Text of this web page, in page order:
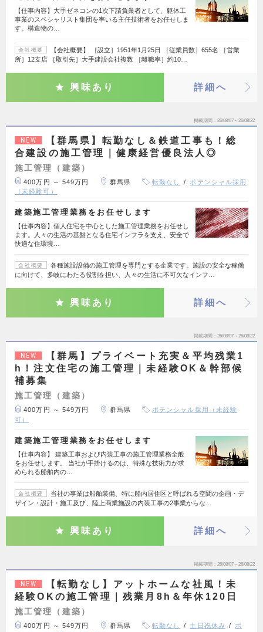
【仕事内容】大手ゼネコンの1次下請負業者として、躯体工
事業のスペシャリスト集団を率いる主任技術者をお任せしま
す。構造物の…
会社概要
【会社概要】 ［設立］1951年1月25日 ［従業員数］655名 ［営業
所］12支店 ［取引先］大手建設会社複数 ［離職率］約10…
興味あり 詳細へ
掲載期間 26/08/07～26/08/22
NEW
【群馬県】転勤なし＆鉄道工事も！総
合建設の施工管理｜健康経営優良法人◎
施工管理（建築）
400万円 ～ 549万円 群馬県 転勤なし
ポテンシャル採用
（未経験可）
建築施工管理業務をお任せします
【仕事内容】個人住宅を中心とした施工管理業務をお任せし
ます。人々の生活の基盤となる住宅インフラを支え、安全で
快適な住環境…
会社概要
各種施設設備の施工管理を専門とする企業です。施設の安全な稼働
に向けて、多岐にわたる役割を担い、人々の生活に不可欠なインフ…
興味あり 詳細へ
掲載期間 26/08/07～26/08/22
NEW
【群馬】プライベート充実＆平均残業1
h！注文住宅の施工管理｜未経験OK＆幹部候
補募集
施工管理（建築）
400万円 ～ 549万円 群馬県
ポテンシャル採用（未経験
可）
建築施工管理業務をお任せします
【仕事内容】 建築工事および内装工事の施工管理業務全般
をお任せします。 当社が手掛けるのは、特殊な技術力が求
められる船舶内の…
会社概要
当社の事業は船舶装備、特に船内居住区と呼ばれる空間の企画・デ
ザイン・設計・施工及び、陸上商業施設の内装工事の2事業からな…
興味あり 詳細へ
掲載期間 26/08/07～26/08/22
NEW
【転勤なし】アットホームな社風！未
経験OKの施工管理｜残業月8h＆年休120日
施工管理（建築）
400万円 ～ 549万円 群馬県 転勤なし 土日祝休み
ポ